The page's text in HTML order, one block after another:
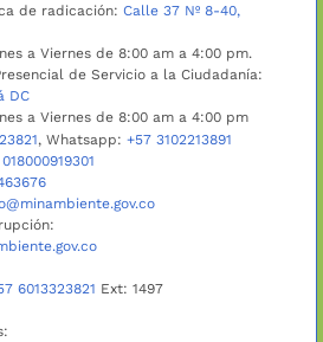
de radicación: Calle 37 Nº 8-40,
a Viernes de 8:00 am a 4:00 pm.
de Servicio a la Ciudadanía:
DC
a Viernes de 8:00 am a 4:00 pm
, Whatsapp: +57 3102213891
018000919301
6013323821 Ext: 1497